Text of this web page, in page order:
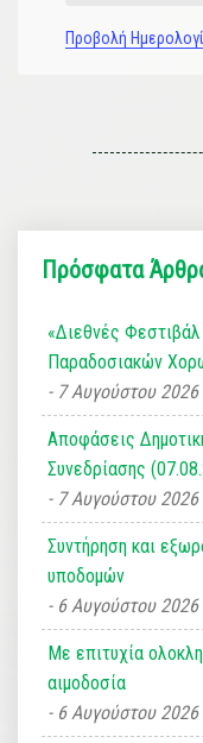
Προβολή
Πρόσφατα
«Διεθνές
Παραδοσιακών
7 Αυγούστου 2026
Αποφάσεις
Συνεδρίασης
7 Αυγούστου 2026
Συντήρηση και
υποδομών
6 Αυγούστου 2026
Με επιτυχία
αιμοδοσία
6 Αυγούστου 2026